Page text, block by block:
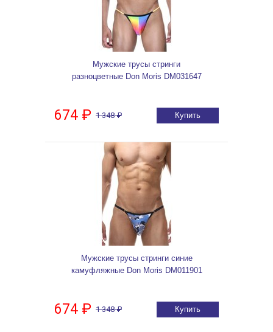
Мужские трусы стринги
разноцветные Don Moris DM031647
674 ₽ 1 348 ₽ Купить
Мужские трусы стринги синие
камуфляжные Don Moris DM011901
674 ₽ 1 348 ₽ Купить